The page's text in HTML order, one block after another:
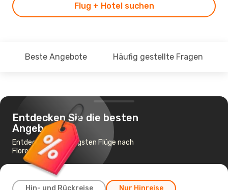
Flug + Hotel suchen
Beste Angebote Häufig gestellte Fragen
Entdecken Sie die besten
Angebote
Entdecke die günstigsten Flüge nach
Florence
Hin- und Rückreise Nur Hinreise